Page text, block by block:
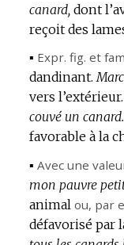
canard, dont
reçoit des
▪ Expr. fig. et
dandinant.
vers l’extérieur.
couvé un canard.
favorable à la
▪ Avec une
mon pauvre
animal ou, par
défavorisé par